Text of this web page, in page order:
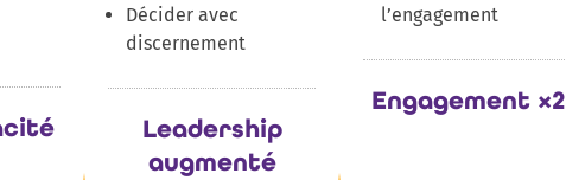
Décider avec
discernement
Leadership
augmenté
l’engagement
Engagement ×2